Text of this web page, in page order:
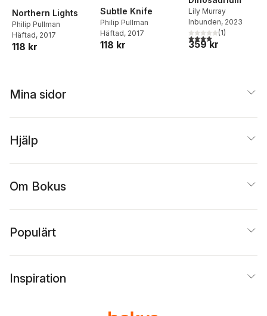
Northern Lights
Philip Pullman
Häftad, 2017
118 kr
Subtle Knife
Philip Pullman
Häftad, 2017
118 kr
Lily Murray
Inbunden, 2023
4,0utav 5 stjärnor.
(1)
359 kr
Mina sidor
Hjälp
Om Bokus
Populärt
Inspiration